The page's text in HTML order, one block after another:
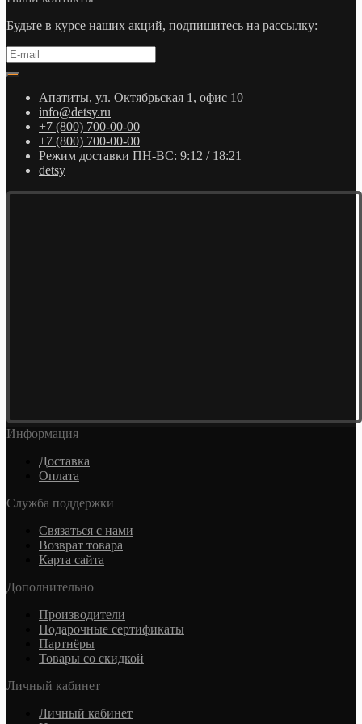
Будьте в курсе наших акций, подпишитесь на рассылку:
Апатиты, ул. Октябрьская 1, офис 10
info@detsy.ru
+7 (800) 700-00-00
+7 (800) 700-00-00
Режим доставки ПН-ВС: 9:12 / 18:21
detsy
Информация
Доставка
Оплата
Служба поддержки
Связаться с нами
Возврат товара
Карта сайта
Дополнительно
Производители
Подарочные сертификаты
Партнёры
Товары со скидкой
Личный кабинет
Личный кабинет